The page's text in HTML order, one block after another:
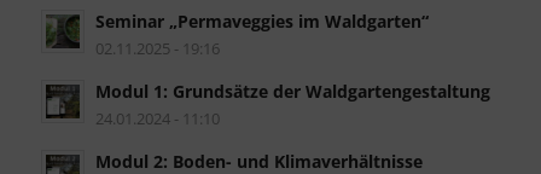
Seminar „Permaveggies im Waldgarten“
02.11.2025 - 19:16
Modul 1: Grundsätze der Waldgartengestaltung
24.01.2024 - 11:10
Modul 2: Boden- und Klimaverhältnisse